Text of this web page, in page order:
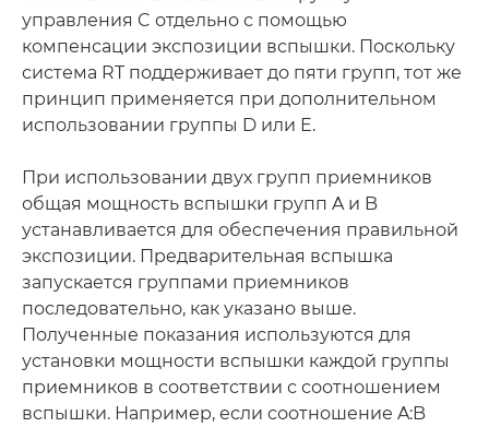
управления C отдельно с помощью
компенсации экспозиции вспышки. Поскольку
система RT поддерживает до пяти групп, тот же
принцип применяется при дополнительном
использовании группы D или E.
При использовании двух групп приемников
общая мощность вспышки групп A и B
устанавливается для обеспечения правильной
экспозиции. Предварительная вспышка
запускается группами приемников
последовательно, как указано выше.
Полученные показания используются для
установки мощности вспышки каждой группы
приемников в соответствии с соотношением
вспышки. Например, если соотношение A:B